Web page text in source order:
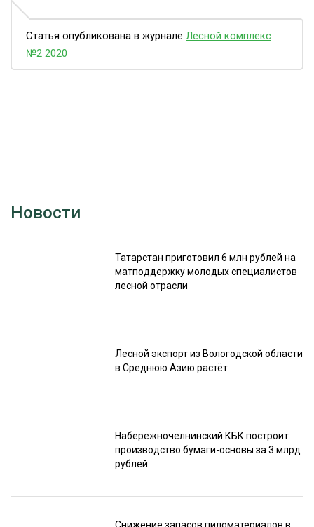
Статья опубликована в журнале Лесной комплекс
№2 2020
Новости
Татарстан приготовил 6 млн рублей на
матподдержку молодых специалистов
лесной отрасли
Лесной экспорт из Вологодской области
в Среднюю Азию растёт
Набережночелнинский КБК построит
производство бумаги-основы за 3 млрд
рублей